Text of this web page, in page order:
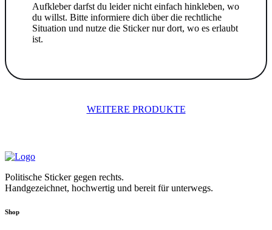
Aufkleber darfst du leider nicht einfach hinkleben, wo
du willst. Bitte informiere dich über die rechtliche
Situation und nutze die Sticker nur dort, wo es erlaubt
ist.
WEITERE PRODUKTE
Politische Sticker gegen rechts.
Handgezeichnet, hochwertig und bereit für unterwegs.
Shop